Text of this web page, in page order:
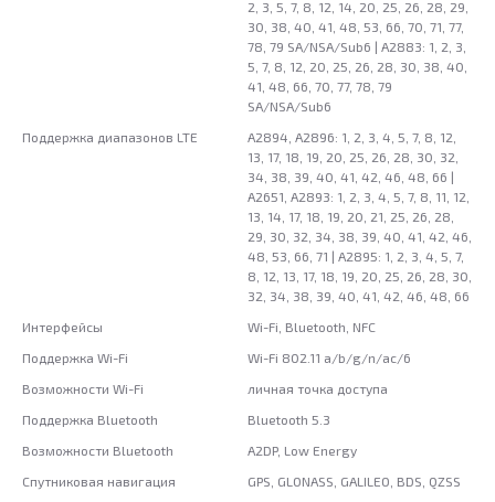
2, 3, 5, 7, 8, 12, 14, 20, 25, 26, 28, 29,
30, 38, 40, 41, 48, 53, 66, 70, 71, 77,
78, 79 SA/NSA/Sub6 | A2883: 1, 2, 3,
5, 7, 8, 12, 20, 25, 26, 28, 30, 38, 40,
41, 48, 66, 70, 77, 78, 79
SA/NSA/Sub6
Поддержка диапазонов LTE
A2894, A2896: 1, 2, 3, 4, 5, 7, 8, 12,
13, 17, 18, 19, 20, 25, 26, 28, 30, 32,
34, 38, 39, 40, 41, 42, 46, 48, 66 |
A2651, A2893: 1, 2, 3, 4, 5, 7, 8, 11, 12,
13, 14, 17, 18, 19, 20, 21, 25, 26, 28,
29, 30, 32, 34, 38, 39, 40, 41, 42, 46,
48, 53, 66, 71 | A2895: 1, 2, 3, 4, 5, 7,
8, 12, 13, 17, 18, 19, 20, 25, 26, 28, 30,
32, 34, 38, 39, 40, 41, 42, 46, 48, 66
Интерфейсы
Wi-Fi, Bluetooth, NFC
Поддержка Wi-Fi
Wi-Fi 802.11 a/b/g/n/ac/6
Возможности Wi-Fi
личная точка доступа
Поддержка Bluetooth
Bluetooth 5.3
Возможности Bluetooth
A2DP, Low Energy
Спутниковая навигация
GPS, GLONASS, GALILEO, BDS, QZSS